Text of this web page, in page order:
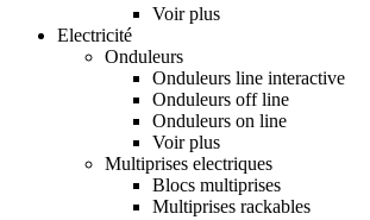
Voir plus
Electricité
Onduleurs
Onduleurs line interactive
Onduleurs off line
Onduleurs on line
Voir plus
Multiprises electriques
Blocs multiprises
Multiprises rackables